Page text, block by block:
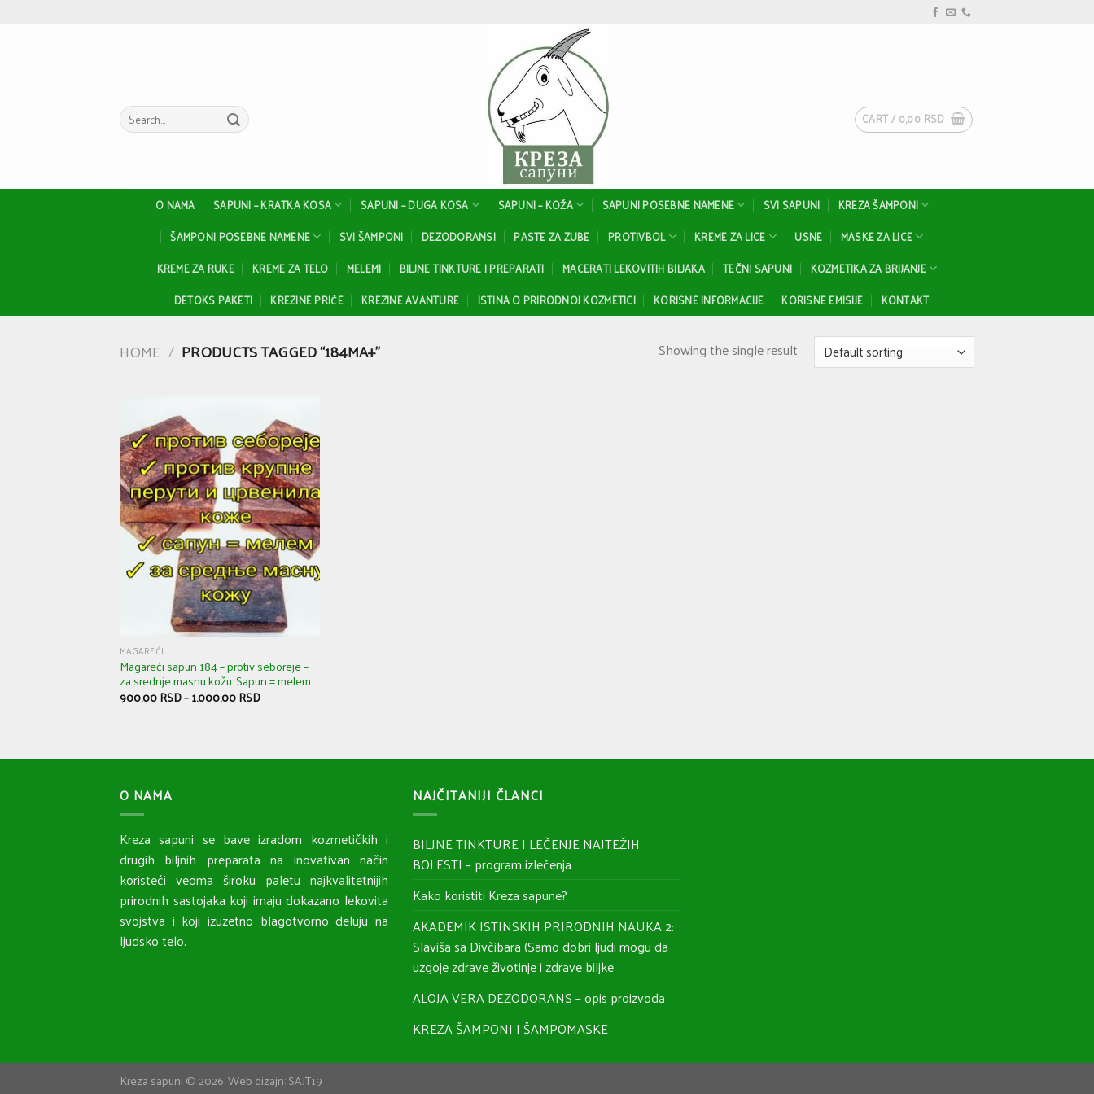
Search
for:
CART / 0,00 RSD
O NAMA SAPUNI – KRATKA KOSA SAPUNI – DUGA KOSA SAPUNI – KOŽA SAPUNI POSEBNE NAMENE SVI SAPUNI
KREZA ŠAMPONI
ŠAMPONI POSEBNE NAMENE
SVI ŠAMPONI DEZODORANSI PASTE ZA ZUBE PROTIVBOL KREME ZA LICE USNE
MASKE ZA LICE
KREME ZA RUKE
KREME ZA TELO MELEMI BILJNE TINKTURE I PREPARATI MACERATI LEKOVITIH BILJAKA TEČNI SAPUNI
KOZMETIKA ZA BRIJANJE
DETOKS PAKETI
KREZINE PRIČE KREZINE AVANTURE ISTINA O PRIRODNOJ KOZMETICI KORISNE INFORMACIJE KORISNE EMISIJE KONTAKT
HOME / PRODUCTS TAGGED “184MA+” Showing the single result
MAGAREĆI
Magareći sapun 184 – protiv seboreje –
za srednje masnu kožu. Sapun = melem
900,00RSD–1.000,00RSD
O NAMA
Kreza sapuni se bave izradom kozmetičkih i
drugih biljnih preparata na inovativan način
koristeći veoma široku paletu najkvalitetnijih
prirodnih sastojaka koji imaju dokazano lekovita
svojstva i koji izuzetno blagotvorno deluju na
ljudsko telo.
NAJČITANIJI ČLANCI
BILJNE TINKTURE I LEČENJE NAJTEŽIH
BOLESTI – program izlečenja
Kako koristiti Kreza sapune?
AKADEMIK ISTINSKIH PRIRODNIH NAUKA 2:
Slaviša sa Divčibara (Samo dobri ljudi mogu da
uzgoje zdrave životinje i zdrave biljke
ALOJA VERA DEZODORANS – opis proizvoda
KREZA ŠAMPONI I ŠAMPOMASKE
Kreza sapuni © 2026. Web dizajn:SAJT19